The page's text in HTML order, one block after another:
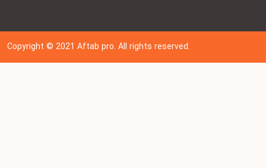
Copyright © 202 1Aftab pro. All rights reserved.